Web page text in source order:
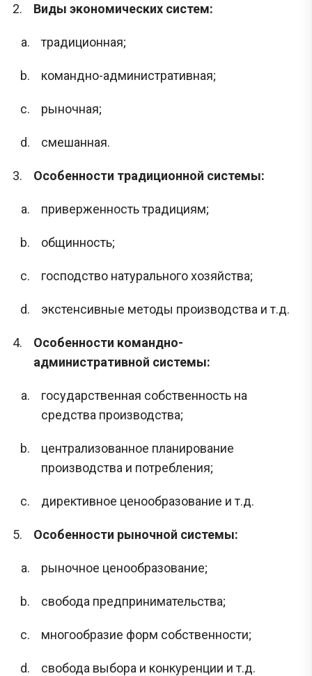
Виды экономических систем:
традиционная;
командно-административная;
рыночная;
смешанная.
Особенности традиционной системы:
приверженность традициям;
общинность;
господство натурального хозяйства;
экстенсивные методы производства и т.д.
Особенности командно-
административной системы:
государственная собственность на
средства производства;
централизованное планирование
производства и потребления;
директивное ценообразование и т.д.
Особенности рыночной системы:
рыночное ценообразование;
свобода предпринимательства;
многообразие форм собственности;
свобода выбора и конкуренции и т.д.